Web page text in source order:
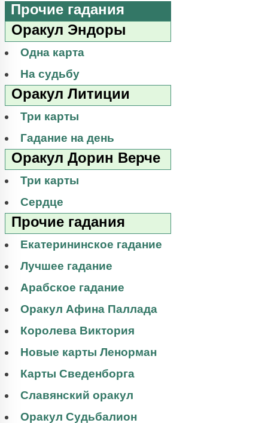
Прочие гадания
Оракул Эндоры
Одна карта
На судьбу
Оракул Литиции
Три карты
Гадание на день
Оракул Дорин Верче
Три карты
Сердце
Прочие гадания
Екатерининское гадание
Лучшее гадание
Арабское гадание
Оракул Афина Паллада
Королева Виктория
Новые карты Ленорман
Карты Сведенборга
Славянский оракул
Оракул Судьбалион